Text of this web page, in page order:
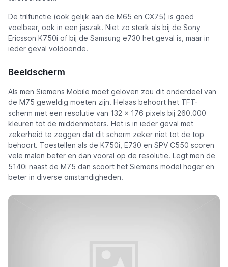
De trilfunctie (ook gelijk aan de M65 en CX75) is goed
voelbaar, ook in een jaszak. Niet zo sterk als bij de Sony
Ericsson K750i of bij de Samsung e730 het geval is, maar in
ieder geval voldoende.
Beeldscherm
Als men Siemens Mobile moet geloven zou dit onderdeel van
de M75 geweldig moeten zijn. Helaas behoort het TFT-
scherm met een resolutie van 132 x 176 pixels bij 260.000
kleuren tot de middenmoters. Het is in ieder geval met
zekerheid te zeggen dat dit scherm zeker niet tot de top
behoort. Toestellen als de K750i, E730 en SPV C550 scoren
vele malen beter en dan vooral op de resolutie. Legt men de
5140i naast de M75 dan scoort het Siemens model hoger en
beter in diverse omstandigheden.